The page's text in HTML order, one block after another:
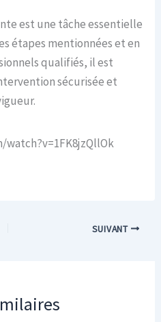
est une tâche essentielle
étapes mentionnées et en
qualifiés, il est
sécurisée et
SUIVANT